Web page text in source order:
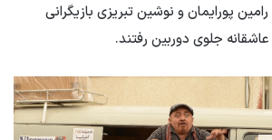
پورایمان و نوشین تبریزی بازیگرانی
جلوی دوربین رفتند.